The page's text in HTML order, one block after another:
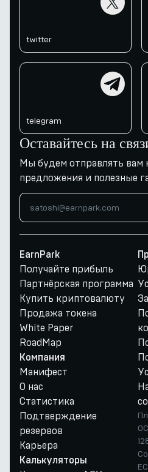
twitter
telegram
Оставайтесь на
Мы будем отправлять вам
предложения и полезные
EarnPark
Получайте прибыль
Партнёрская программа
Купить криптовалюту
Продажа токена
White Paper
RoadMap
Компания
Манифест
О нас
Статистика
Подтверждение
резервов
Карьера
Калькуляторы